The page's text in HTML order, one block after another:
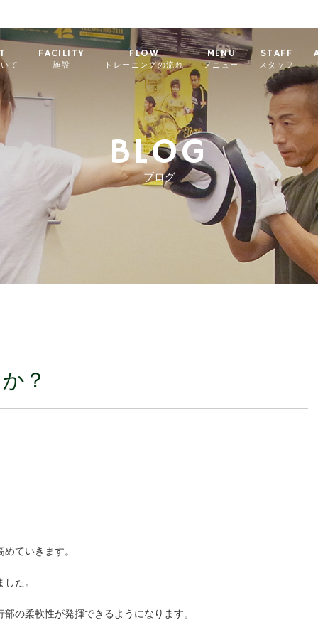
て
FACILITY
施設
FLOW
トレーニングの流れ
MENU
メニュー
STAFF
スタッフ
BLOG
ブログ
？
ていきます。
た。
の柔軟性が発揮できるようになります。